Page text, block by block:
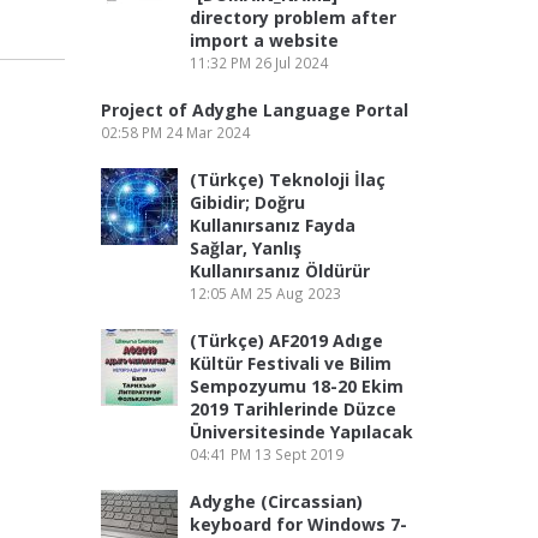
directory problem after
import a website
11:32 PM 26 Jul 2024
Project of Adyghe Language Portal
02:58 PM 24 Mar 2024
(Türkçe) Teknoloji İlaç
Gibidir; Doğru
Kullanırsanız Fayda
Sağlar, Yanlış
Kullanırsanız Öldürür
12:05 AM 25 Aug 2023
(Türkçe) AF2019 Adıge
Kültür Festivali ve Bilim
Sempozyumu 18-20 Ekim
2019 Tarihlerinde Düzce
Üniversitesinde Yapılacak
04:41 PM 13 Sept 2019
Adyghe (Circassian)
keyboard for Windows 7-